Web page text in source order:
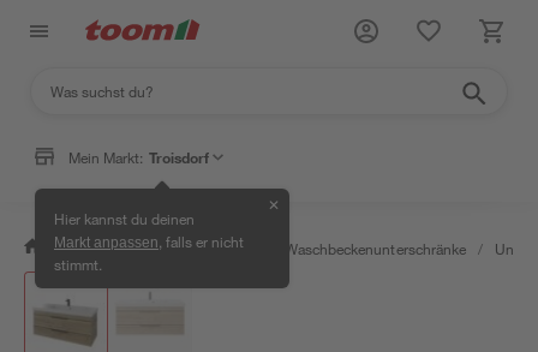
Mein Markt: Troisdorf
Hier kannst du deinen
Markt anpassen , falls er nicht
stimmt.
✕
/ Bad & Sanitär / Badmöbel Waschbeckenunterschränke /